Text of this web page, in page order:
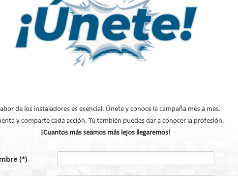
de Bosch para sacar el máximo partido a tu sistema de climatización
técnicas
gestión y cuándo [Guía Completa]
sistema para garantizar su máximo rendimiento
energética en España
volver arriba
de los instaladores es esencial. Únete y conoce la campaña mes a mes.
y comparte cada acción. Tú también puedes dar a conocer la profesión.
¡Cuantos más seamos más lejos llegaremos!
(*)